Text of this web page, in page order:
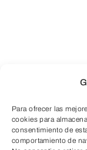
Para ofrecer las
cookies para
consentimiento de
comportamiento de